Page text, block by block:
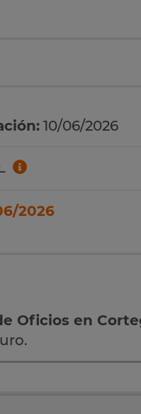
10/06/2026
2026
Oficios en